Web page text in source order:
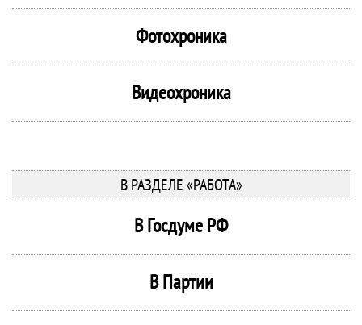
Фотохроника
Видеохроника
В РАЗДЕЛЕ «РАБОТА»
В Госдуме РФ
В Партии